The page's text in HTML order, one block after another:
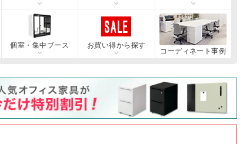
個室・集中ブース
お買い得から探す
コーディネート事例